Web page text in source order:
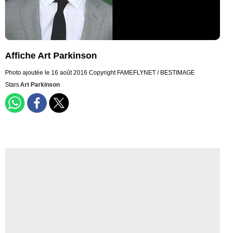
Affiche Art Parkinson
Photo ajoutée le 16 août 2016 Copyright FAMEFLYNET / BESTIMAGE
StarsArt Parkinson